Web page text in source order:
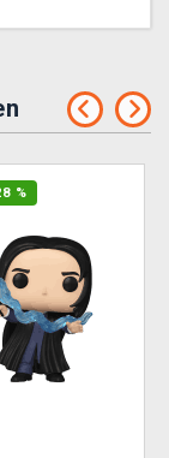
%